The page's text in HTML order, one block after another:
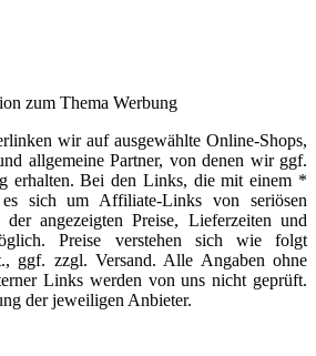
zum Thema Werbung
wir auf ausgewählte Online-Shops,
allgemeine Partner, von denen wir ggf.
erhalten. Bei den Links, die mit einem *
sich um Affiliate-Links von seriösen
angezeigten Preise, Lieferzeiten und
Preise verstehen sich wie folgt
ggf. zzgl. Versand. Alle Angaben ohne
Links werden von uns nicht geprüft.
der jeweiligen Anbieter.